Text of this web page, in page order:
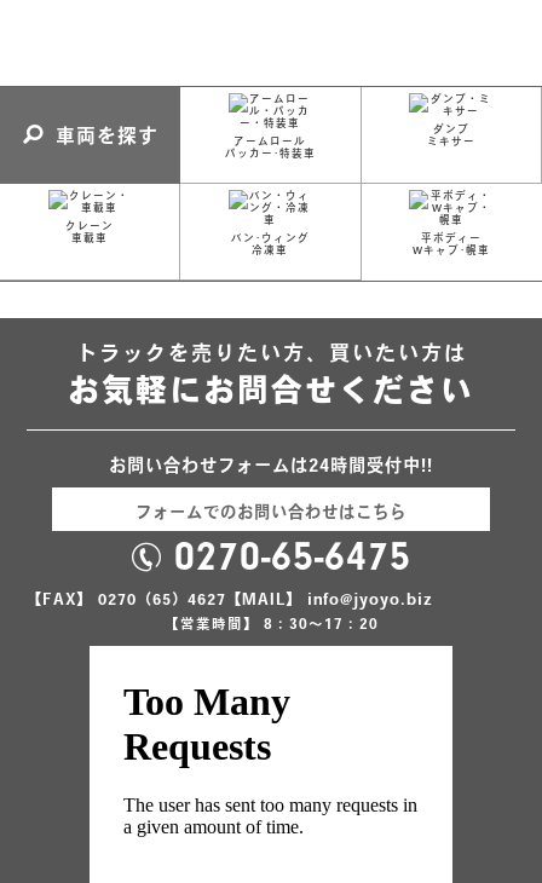
車両を探す
アームロール
パッカー･特装車
ダンプ
ミキサー
クレーン
車載車
バン･ウィング
冷凍車
平ボディー
Wキャブ･幌車
トラックを売りたい方、買いたい方は
お気軽にお問合せください
お問い合わせフォームは24時間受付中!!
フォームでのお問い合わせはこちら
0270-65-6475
【FAX】 0270（65）4627 【MAIL】 info@jyoyo.biz
【営業時間】 8：30～17：20